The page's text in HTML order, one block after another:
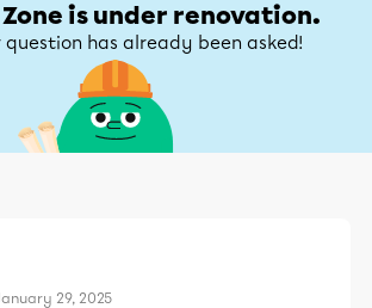
Zone is under renovation.
question has already been asked!
29, 2025